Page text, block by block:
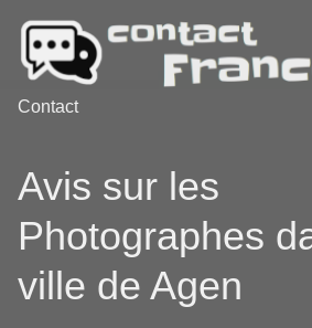
Contact
Avis sur les
Photographes
ville de Agen